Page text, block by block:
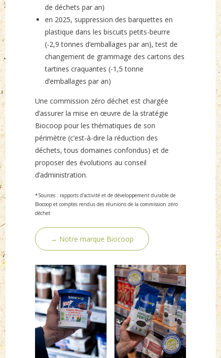
de déchets par an)
en 2025, suppression des barquettes en
plastique dans les biscuits petits-beurre
(-2,9 tonnes d’emballages par an), test de
changement de grammage des cartons des
tartines craquantes (-1,5 tonne
d’emballages par an)
Une commission zéro déchet est chargée
d’assurer la mise en œuvre de la stratégie
Biocoop pour les thématiques de son
périmètre (c’est-à-dire la réduction des
déchets, tous domaines confondus) et de
proposer des évolutions au conseil
d’administration.
*Sources : rapports d’activité et de développement durable de
Biocoop et comptes rendus des réunions de la commission zéro
déchet
→ Notre marque Biocoop